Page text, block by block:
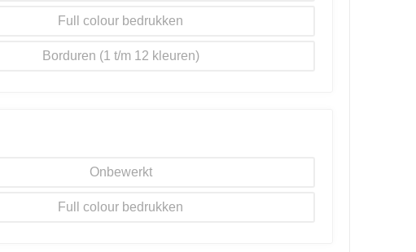
Borduren
Full colour
Onbewerkt
Full colour